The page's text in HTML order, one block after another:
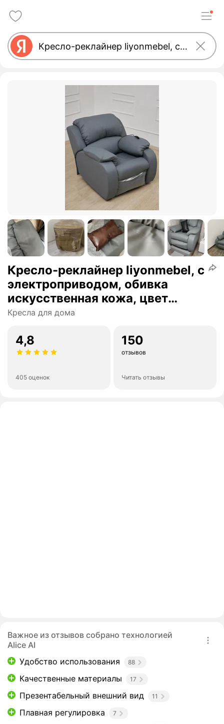
Кресло-реклайнер liyonmebel, с
электроприводом, обивка
искусственная кожа, цвет
серый
Кресла для дома
4,8
405 оценок
150
отзывов
Читать отзывы
Важное из отзывов собрано технологией
Alice AI
Удобство использования
88
Качественные материалы 17
Презентабельный внешний вид 11
Плавная регулировка 7